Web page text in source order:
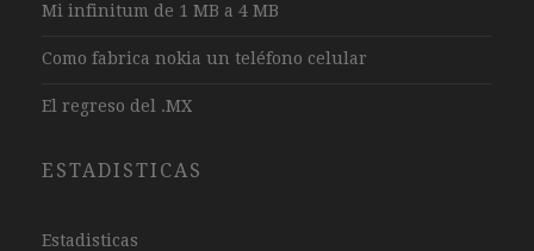
Mi infinitum de 1 MB a 4 MB
Como fabrica nokia un teléfono celular
El regreso del .MX
ESTADISTICAS
Estadisticas